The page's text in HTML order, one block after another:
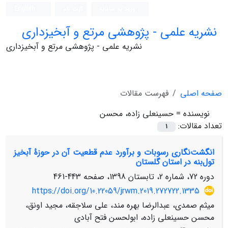
نشریه علمی - پژوهشی مرتع و آبخیزداری
نشریه علمی - پژوهشی مرتع و آبخیزداری
صفحه اصلی
فهرست مقالات
نویسنده = حسینعلی زاده، محسن
تعداد مقالات:
1
انگشت‌نگاری رسوبات و برآورد عدم قطعیت آن در حوزۀ آبخیز
تول‌بنه در استان گلستان
دوره 72، شماره 2، تابستان 1398، صفحه
443-461
https://doi.org/10.22059/jrwm.2019.272722.1335
میثم صمدی، عبدالرضا بهره مند، علی سلاجقه، مجید اونق،
محسن حسینعلی زاده، ابولحسن فتح آبادی